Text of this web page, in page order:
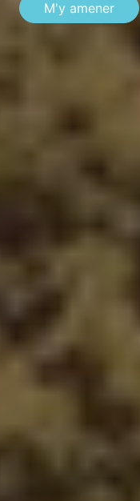
M'y amener